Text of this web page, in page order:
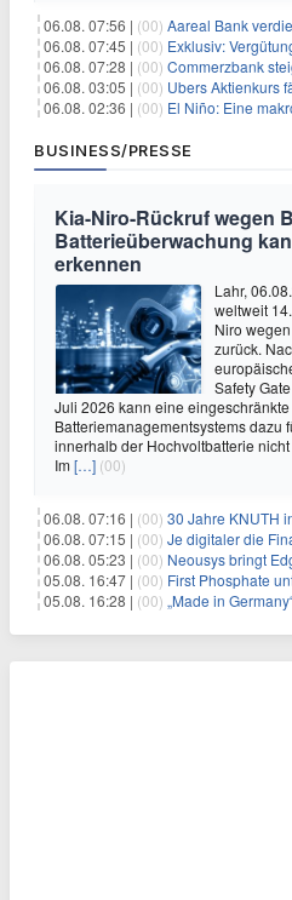
06.08. 07:56 | (00) Aareal Bank verdient
06.08. 07:45 | (00) Exklusiv: Vergütung explodiert -
06.08. 07:28 | (00) Commerzbank steigert
06.08. 03:05 | (00) Ubers Aktienkurs fällt
06.08. 02:36 | (00) El Niño: Eine makroökonomische
BUSINESS/PRESSE
Kia-Niro-Rückruf wegen
Batterieüberwachung
erkennen
Lahr,
weltweit
Niro
zurück.
Safety
Juli 2026 kann eine
Batteriemanagementsystems dazu
innerhalb der Hochvoltbatterie
Im[…] (00)
06.08. 07:16 | (00) 30 Jahre KNUTH
06.08. 07:15 | (00) Je digitaler die
06.08. 05:23 | (00) Neousys bringt Edge-KI-GPU-Plattform für
05.08. 16:47 | (00) First Phosphate unterzeichnet Vereinbarungen für nicht zu refundierende
05.08. 16:28 | (00) „Made in Germany“ oder nur deutsche